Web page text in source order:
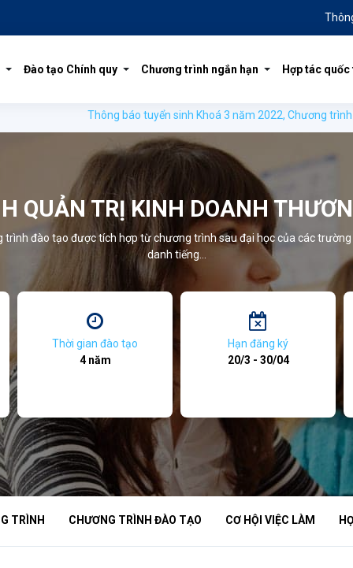
Đào tạo Chính quy Chương trình ngắn hạn Hợp tác quốc
Thông báo tuyển sinh Khoá 3 năm 2022, Chương trình liên kết
QUẢN TRỊ KINH DOANH
trình đào tạo được tích hợp từ chương trình sau đại học của các trường
danh tiếng...
Thời gian đào tạo
4 năm
Hạn đăng ký
20/3 - 30/04
TRÌNH CHƯƠNG TRÌNH ĐÀO TẠO CƠ HỘI VIỆC LÀM